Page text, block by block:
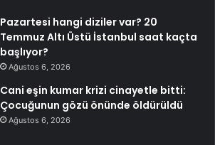
Pazartesi hangi diziler var? 20
Temmuz Altı Üstü İstanbul saat kaçta
başlıyor?
Ağustos 6, 2026
Cani eşin kumar krizi cinayetle bitti:
Çocuğunun gözü önünde öldürüldü
Ağustos 6, 2026